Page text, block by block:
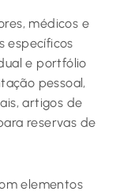
médicos e
específicos
e portfólio
pessoal,
artigos de
reservas de
elementos